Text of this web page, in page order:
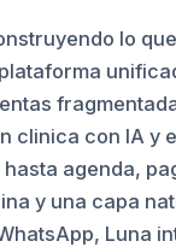
lo
clinica con IA y
agenda,
y una capa
Luna